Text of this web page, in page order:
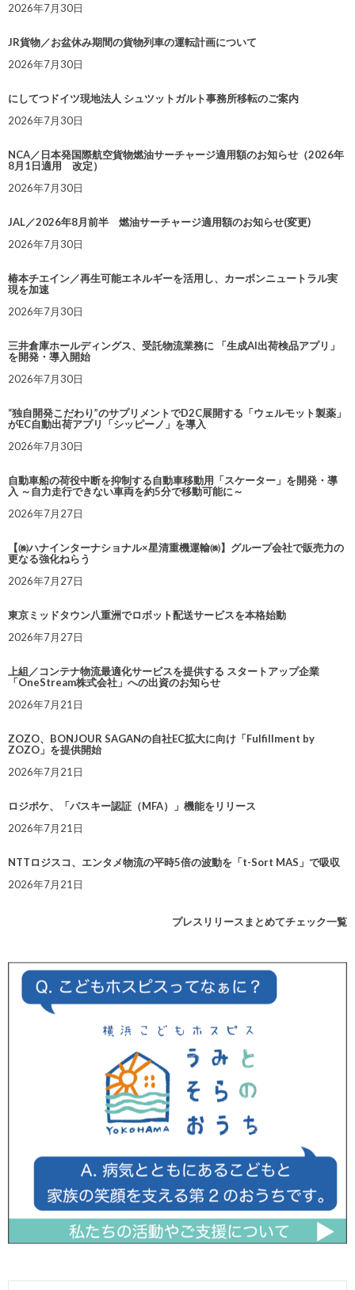
2026年7月30日
JR貨物／お盆休み期間の貨物列車の運転計画について
2026年7月30日
にしてつドイツ現地法人 シュツットガルト事務所移転のご案内
2026年7月30日
NCA／日本発国際航空貨物燃油サーチャージ適用額のお知らせ（2026年
8月1日適用 改定）
2026年7月30日
JAL／2026年8月前半 燃油サーチャージ適用額のお知らせ(変更)
2026年7月30日
椿本チエイン／再生可能エネルギーを活用し、カーボンニュートラル実
現を加速
2026年7月30日
三井倉庫ホールディングス、受託物流業務に 「生成AI出荷検品アプリ」
を開発・導入開始
2026年7月30日
“独自開発こだわり”のサプリメントでD2C展開する「ウェルモット製薬」
がEC自動出荷アプリ「シッピーノ」を導入
2026年7月30日
自動車船の荷役中断を抑制する自動車移動用「スケーター」を開発・導
入 ～自力走行できない車両を約5分で移動可能に～
2026年7月27日
【㈱ハナインターナショナル×星清重機運輸㈱】グループ会社で販売力の
更なる強化ねらう
2026年7月27日
東京ミッドタウン八重洲でロボット配送サービスを本格始動
2026年7月27日
上組／コンテナ物流最適化サービスを提供する スタートアップ企業
「OneStream株式会社」への出資のお知らせ
2026年7月21日
ZOZO、BONJOUR SAGANの自社EC拡大に向け「Fulfillment by
ZOZO」を提供開始
2026年7月21日
ロジポケ、「パスキー認証（MFA）」機能をリリース
2026年7月21日
NTTロジスコ、エンタメ物流の平時5倍の波動を「t-Sort MAS」で吸収
2026年7月21日
プレスリリースまとめてチェック一覧